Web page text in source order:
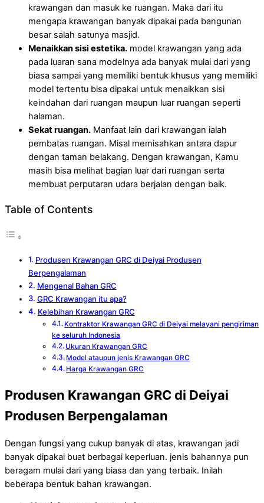
krawangan dan masuk ke ruangan. Maka dari itu
mengapa krawangan banyak dipakai pada bangunan
besar salah satunya masjid.
Menaikkan sisi estetika. model krawangan yang ada
pada luaran sana modelnya ada banyak mulai dari yang
biasa sampai yang memiliki bentuk khusus yang memiliki
model tertentu bisa dipakai untuk menaikkan sisi
keindahan dari ruangan maupun luar ruangan seperti
halaman.
Sekat ruangan. Manfaat lain dari krawangan ialah
pembatas ruangan. Misal memisahkan antara dapur
dengan taman belakang. Dengan krawangan, Kamu
masih bisa melihat bagian luar dari ruangan serta
membuat perputaran udara berjalan dengan baik.
Table of Contents
Produsen Krawangan GRC di Deiyai Produsen
Berpengalaman
Mengenal Bahan GRC
GRC Krawangan itu apa?
Kelebihan Krawangan GRC
Kontraktor Krawangan GRC di Deiyai melayani pengiriman
ke seluruh Indonesia
Ukuran Krawangan GRC
Model ataupun jenis Krawangan GRC
Harga Krawangan GRC
Produsen Krawangan GRC di Deiyai
Produsen Berpengalaman
Dengan fungsi yang cukup banyak di atas, krawangan jadi
banyak dipakai buat berbagai keperluan. jenis bahannya pun
beragam mulai dari yang biasa dan yang terbaik. Inilah
beberapa bentuk bahan krawangan.